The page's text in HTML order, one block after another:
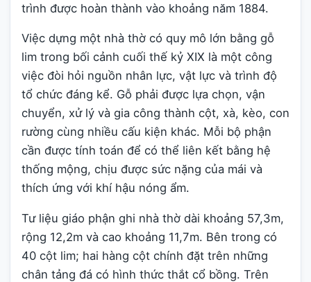
trình được hoàn thành vào khoảng năm 1884.
Việc dựng một nhà thờ có quy mô lớn bằng gỗ
lim trong bối cảnh cuối thế kỷ XIX là một công
việc đòi hỏi nguồn nhân lực, vật lực và trình độ
tổ chức đáng kể. Gỗ phải được lựa chọn, vận
chuyển, xử lý và gia công thành cột, xà, kèo, con
rường cùng nhiều cấu kiện khác. Mỗi bộ phận
cần được tính toán để có thể liên kết bằng hệ
thống mộng, chịu được sức nặng của mái và
thích ứng với khí hậu nóng ẩm.
Tư liệu giáo phận ghi nhà thờ dài khoảng 57,3m,
rộng 12,2m và cao khoảng 11,7m. Bên trong có
40 cột lim; hai hàng cột chính đặt trên những
chân tảng đá có hình thức thắt cổ bồng. Trên